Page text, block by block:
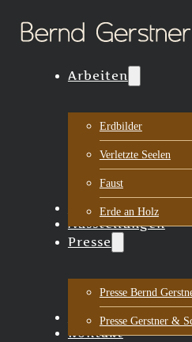
Arbeiten
Erdbilder
Verletzte Seelen
Faust
Erde an Holz
Biografie
Ausstellungen
Presse
Presse Bernd
Presse Gerstner &
Aktuelles
Kontakt